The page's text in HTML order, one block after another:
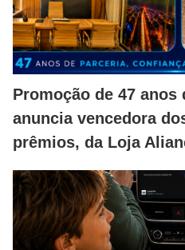
Promoção de 47 anos
anuncia vencedora
prêmios, da Loja